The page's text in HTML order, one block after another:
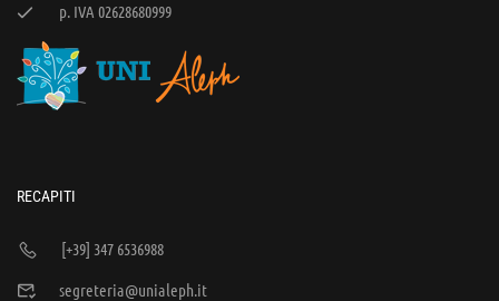
p. IVA 02628680999
RECAPITI
[+39] 347 6536988
segreteria@unialeph.it